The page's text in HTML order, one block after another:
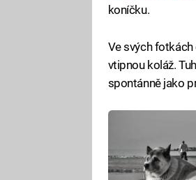
koníčku.
Ve svých
vtipnou koláž.
spontánně jako